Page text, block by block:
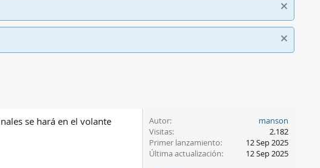
se hará en el volante
Autor
manson
Visitas
2.182
Primer lanzamiento
12 Sep 2025
Última actualización
12 Sep 2025